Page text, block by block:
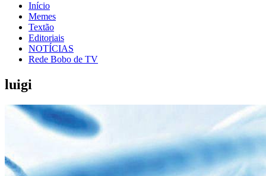
Início
Memes
Textão
Editoriais
NOTÍCIAS
Rede Bobo de TV
luigi